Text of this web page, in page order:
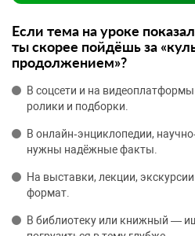
Если тема на уроке
ты скорее пойдёшь за
продолжением»?
В соцсети и на
ролики и подборки.
В онлайн‑энциклопедии,
нужны надёжные факты.
На выставки, лекции,
формат.
В библиотеку или книжный —